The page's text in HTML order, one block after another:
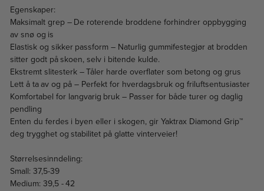
Egenskaper:
Maksimalt grep – De roterende broddene forhindrer oppbygging
av snø og is
Elastisk og sikker passform – Naturlig gummifestegjør at brodden
sitter godt på skoen, selv i bitende kulde.
Ekstremt slitesterk – Tåler harde overflater som betong og grus
Lett å ta av og på – Perfekt for hverdagsbruk og friluftsentusiaster
Komfortabel for langvarig bruk – Passer for både turer og daglig
pendling
Enten du ferdes i byen eller i skogen, gir Yaktrax Diamond Grip™
deg trygghet og stabilitet på glatte vinterveier!
Størrelsesinndeling:
Small: 37,5-39
Medium: 39,5 - 42